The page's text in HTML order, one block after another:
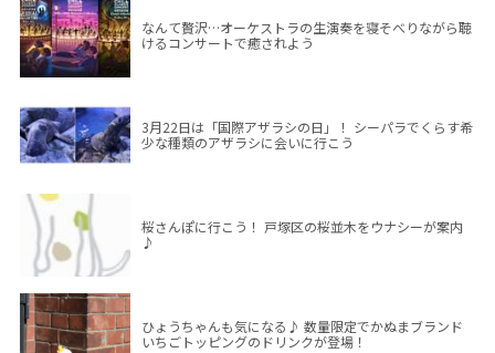
なんて贅沢…オーケストラの生演奏を寝そべりながら聴
けるコンサートで癒されよう
3月22日は「国際アザラシの日」！ シーパラでくらす希
少な種類のアザラシに会いに行こう
桜さんぽに行こう！ 戸塚区の桜並木をウナシーが案内
♪
ひょうちゃんも気になる♪ 数量限定でかぬまブランド
いちごトッピングのドリンクが登場！